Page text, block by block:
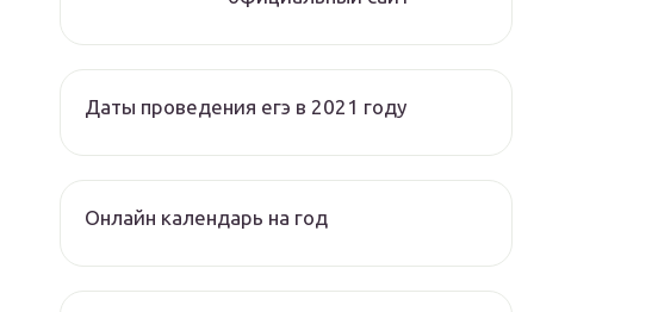
Даты проведения егэ в 2021 году
Онлайн календарь на год